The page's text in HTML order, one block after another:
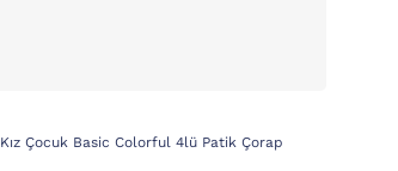
Kız Çocuk Basic Colorful 4lü Patik Çorap